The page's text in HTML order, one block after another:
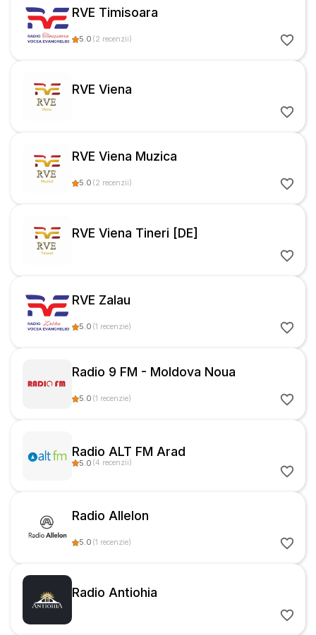
RVE Timisoara
5.0 (2 recenzii)
RVE Viena
RVE Viena Muzica
5.0 (2 recenzii)
RVE Viena Tineri [DE]
RVE Zalau
5.0 (1 recenzie)
Radio 9 FM - Moldova Noua
5.0 (1 recenzie)
Radio ALT FM Arad
5.0 (4 recenzii)
Radio Allelon
5.0 (1 recenzie)
Radio Antiohia